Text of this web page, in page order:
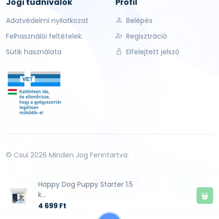
Happy Dog Puppy Starter 1.5
k...
4 699 Ft
Adatvédelmi nyilatkozat
Felhasználói feltételek.
Sütik használata
Belépés
Regisztráció
Elfelejtett jelszó
© Csui 2026 Minden Jog Fenntartva.